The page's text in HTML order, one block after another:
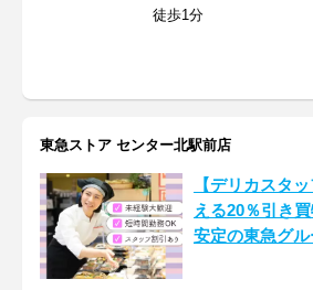
徒歩1分
東急ストア センター北駅前店
【デリカスタ
える20％引き
安定の東急グ